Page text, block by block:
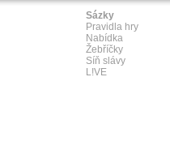
Sázky
Pravidla hry
Nabídka
Žebříčky
Síň slávy
L!VE